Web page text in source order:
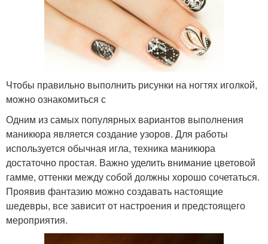
Чтобы правильно выполнить рисунки на ногтях иголкой,
можно ознакомиться с
Одним из самых популярных вариантов выполнения
маникюра является создание узоров. Для работы
используется обычная игла, техника маникюра
достаточно простая. Важно уделить внимание цветовой
гамме, оттенки между собой должны хорошо сочетаться.
Проявив фантазию можно создавать настоящие
шедевры, все зависит от настроения и предстоящего
мероприятия.